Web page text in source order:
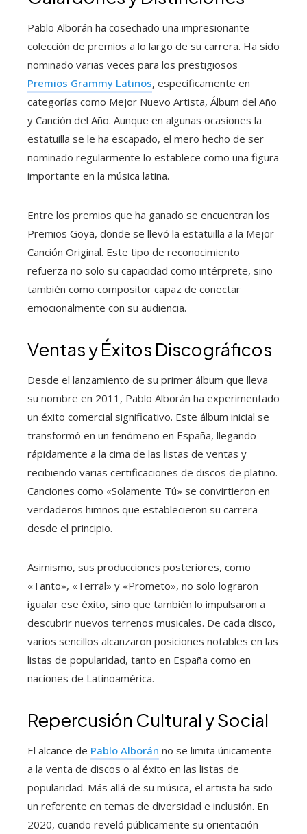
Pablo Alborán ha cosechado una impresionante
colección de premios a lo largo de su carrera. Ha sido
nominado varias veces para los prestigiosos
Premios Grammy Latinos, específicamente en
categorías como Mejor Nuevo Artista, Álbum del Año
y Canción del Año. Aunque en algunas ocasiones la
estatuilla se le ha escapado, el mero hecho de ser
nominado regularmente lo establece como una figura
importante en la música latina.
Entre los premios que ha ganado se encuentran los
Premios Goya, donde se llevó la estatuilla a la Mejor
Canción Original. Este tipo de reconocimiento
refuerza no solo su capacidad como intérprete, sino
también como compositor capaz de conectar
emocionalmente con su audiencia.
Ventas y Éxitos Discográficos
Desde el lanzamiento de su primer álbum que lleva
su nombre en 2011, Pablo Alborán ha experimentado
un éxito comercial significativo. Este álbum inicial se
transformó en un fenómeno en España, llegando
rápidamente a la cima de las listas de ventas y
recibiendo varias certificaciones de discos de platino.
Canciones como «Solamente Tú» se convirtieron en
verdaderos himnos que establecieron su carrera
desde el principio.
Asimismo, sus producciones posteriores, como
«Tanto», «Terral» y «Prometo», no solo lograron
igualar ese éxito, sino que también lo impulsaron a
descubrir nuevos terrenos musicales. De cada disco,
varios sencillos alcanzaron posiciones notables en las
listas de popularidad, tanto en España como en
naciones de Latinoamérica.
Repercusión Cultural y Social
El alcance de Pablo Alborán no se limita únicamente
a la venta de discos o al éxito en las listas de
popularidad. Más allá de su música, el artista ha sido
un referente en temas de diversidad e inclusión. En
2020, cuando reveló públicamente su orientación